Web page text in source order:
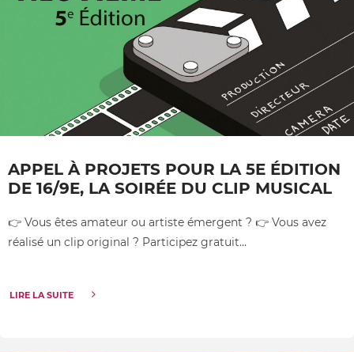
APPEL À PROJETS POUR LA 5E ÉDITION
DE 16/9E, LA SOIRÉE DU CLIP MUSICAL
👉 Vous êtes amateur ou artiste émergent ? 👉 Vous avez
réalisé un clip original ? Participez gratuit…
LIRE LA SUITE